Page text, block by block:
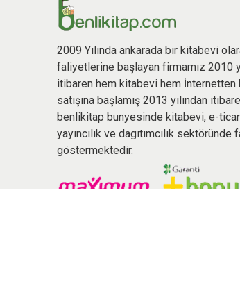
2009 Yılında ankarada bir kitabevi
faliyetlerine başlayan firmamız 2010
itibaren hem kitabevi hem İnternetten
satışına başlamış 2013 yılından
benlikitap bunyesinde kitabevi, e-
yayıncılık ve dagıtımcılık sektöründe
göstermektedir.